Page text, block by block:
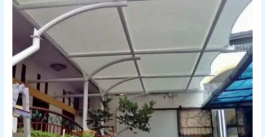
membrane
kediri
jasa
pemasangan
canopy
kain
kanopi
membran